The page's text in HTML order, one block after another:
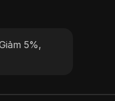
mạch và an
khiến
5%,